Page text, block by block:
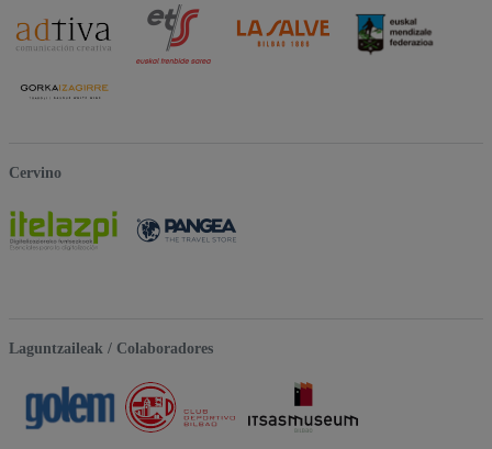
Cervino
Laguntzaileak / Colaboradores